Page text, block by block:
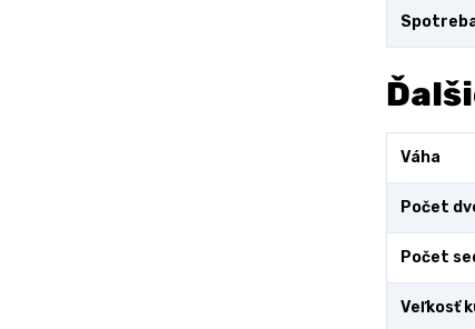
Váha
Počet
Počet
Veľkosť